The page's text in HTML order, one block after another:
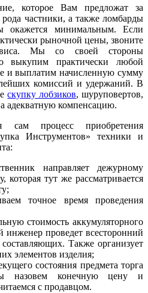
которое Вам предложат за
частники, а также ломбарды
окажется минимальным. Если
рыночной цены, звоните
Мы со своей стороны
выкупим практически любой
и выплатим начисленную сумму
комиссий и удержаний. В
скупку лобзиков, шуруповертов,
адекватную компенсацию.
сам процесс приобретения
Инструментов» техники и
направляет дежурному
которая тут же рассматривается
точное время проведения
стоимость аккумуляторного
инженер проведет всесторонний
Также организует
элементов изделия;
состояния предмета торга
назовем конечную цену и
с продавцом.